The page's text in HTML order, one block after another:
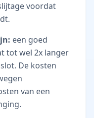
voordat
een goed
tot wel 2x langer
De kosten
van een